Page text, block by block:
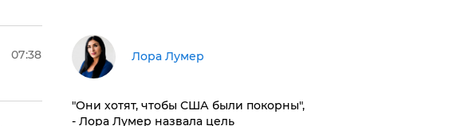
07:38 ​Лора Лумер
"Они хотят, чтобы США были покорны",
- Лора Лумер назвала цель